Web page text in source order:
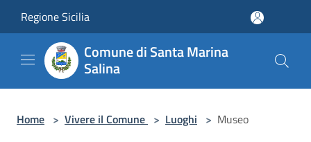
Regione Sicilia
Comune di Santa Marina
Salina
Home > Vivere il Comune > Luoghi > Museo